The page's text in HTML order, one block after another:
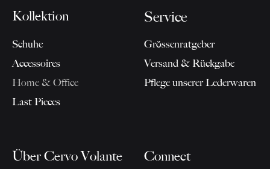
Kollektion
Schuhe
Accessoires
Home & Office
Last Pieces
Service
Grössenratgeber
Versand & Rückgabe
Pflege unserer Lederwaren
Über Cervo Volante Connect